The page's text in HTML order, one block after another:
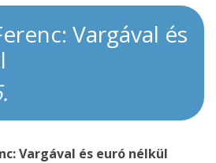
Vargával és
Vargával és euró nélkül